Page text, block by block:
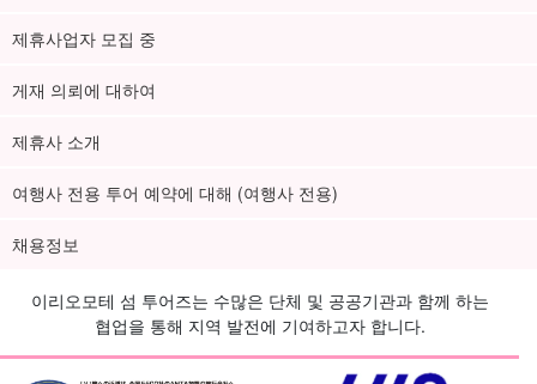
제휴사업자 모집 중
게재 의뢰에 대하여
제휴사 소개
여행사 전용 투어 예약에 대해 (여행사 전용)
채용정보
이리오모테 섬 투어즈는 수많은 단체 및 공공기관과 함께 하는
협업을 통해 지역 발전에 기여하고자 합니다.